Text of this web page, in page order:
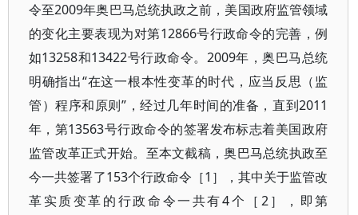
令至2009年奥巴马总统执政之前，美国政府监管领域
的变化主要表现为对第12866号行政命令的完善，例
如13258和13422号行政命令。2009年，奥巴马总统
明确指出“在这一根本性变革的时代，应当反思（监
管）程序和原则”，经过几年时间的准备，直到2011
年，第13563号行政命令的签署发布标志着美国政府
监管改革正式开始。至本文截稿，奥巴马总统执政至
今一共签署了153个行政命令［1］，其中关于监管改
革实质变革的行政命令一共有4个［2］，即第